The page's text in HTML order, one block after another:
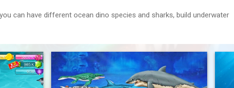
can have different ocean dino species and sharks, build underwater
World.
to breed